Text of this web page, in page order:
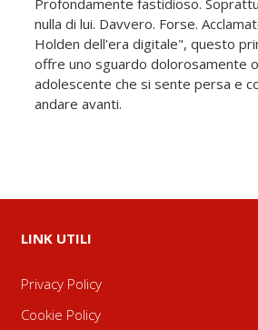
andare avanti.
LINK UTILI
Privacy Policy
Cookie Policy